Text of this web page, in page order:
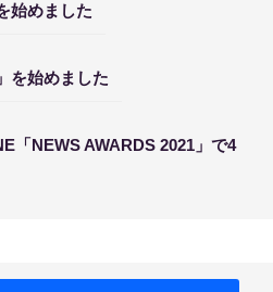
始めました
を始めました
「NEWS AWARDS 2021」で4